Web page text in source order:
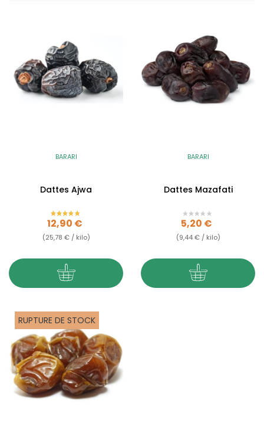
BARARI
Dattes Ajwa
Prix
12,90 €
(25,78 € / kilo)
BARARI
Dattes Mazafati
Prix
5,20 €
(9,44 € / kilo)
RUPTURE DE STOCK